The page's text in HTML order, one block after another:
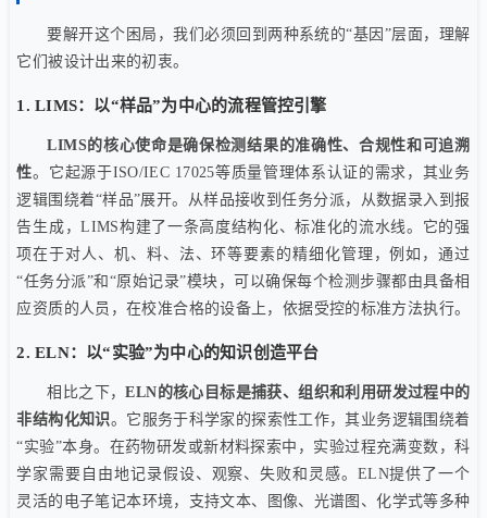
要解开这个困局，我们必须回到两种系统的“基因”层面，理解
它们被设计出来的初衷。
1. LIMS：以“样品”为中心的流程管控引擎
LIMS的核心使命是确保检测结果的准确性、合规性和可追溯
性。它起源于ISO/IEC 17025等质量管理体系认证的需求，其业务
逻辑围绕着“样品”展开。从样品接收到任务分派，从数据录入到报
告生成，LIMS构建了一条高度结构化、标准化的流水线。它的强
项在于对人、机、料、法、环等要素的精细化管理，例如，通过
“任务分派”和“原始记录”模块，可以确保每个检测步骤都由具备相
应资质的人员，在校准合格的设备上，依据受控的标准方法执行。
2. ELN：以“实验”为中心的知识创造平台
相比之下，ELN的核心目标是捕获、组织和利用研发过程中的
非结构化知识。它服务于科学家的探索性工作，其业务逻辑围绕着
“实验”本身。在药物研发或新材料探索中，实验过程充满变数，科
学家需要自由地记录假设、观察、失败和灵感。ELN提供了一个
灵活的电子笔记本环境，支持文本、图像、光谱图、化学式等多种